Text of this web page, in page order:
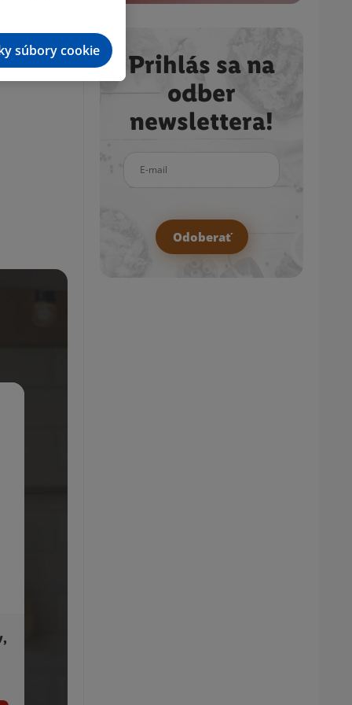
Prihlás sa na
odber
newslettera!
Odoberať
súbory cookie